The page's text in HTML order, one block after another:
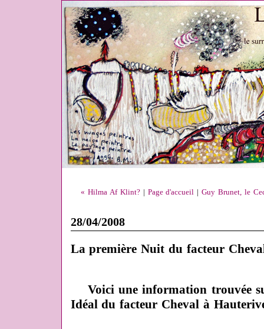
« Hilma Af Klint?| Page d'accueil |Guy Brunet, le
28/04/2008
La première Nuit du facteur
Voici une information trouvée
Idéal du facteur Cheval à